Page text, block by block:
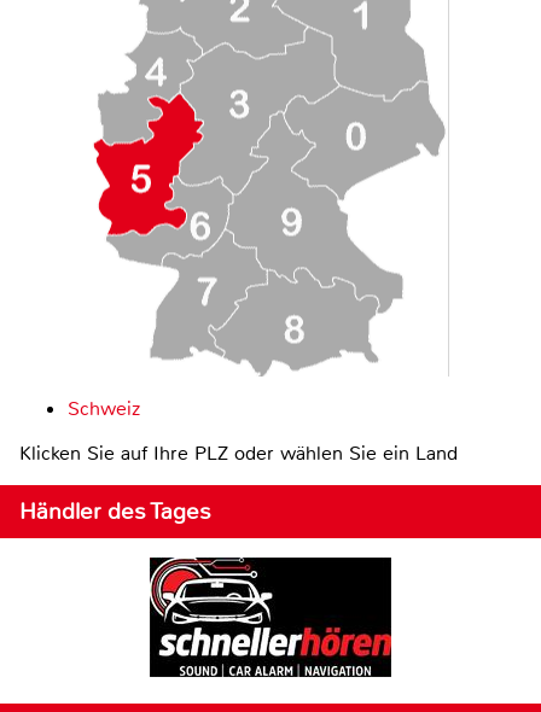
Schweiz
Klicken Sie auf Ihre PLZ oder wählen Sie ein Land
Händler des Tages